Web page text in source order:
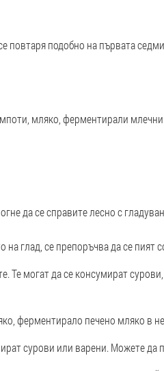
повтаря подобно на първата
мляко, ферментирали
да се справите лесно с
на глад, се препоръчва да се пият
Те могат да се консумират
ферментирало печено мляко в
сурови или варени. Можете да